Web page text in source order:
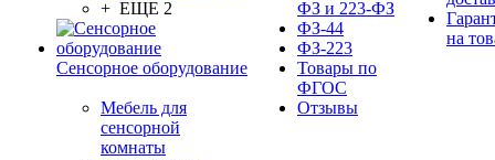
+ ЕЩЕ 2
Сенсорное оборудование
Мебель для
сенсорной
комнаты
ФЗ и 223-ФЗ
ФЗ-44
ФЗ-223
Товары по
ФГОС
Отзывы
на